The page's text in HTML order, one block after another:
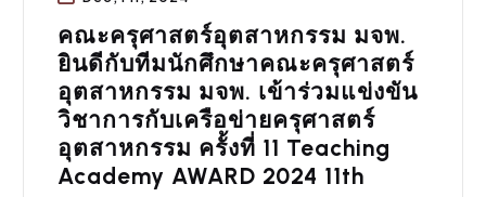
คณะครุศาสตร์อุตสาหกรรม มจพ.
ยินดีกับทีมนักศึกษาคณะครุศาสตร์
อุตสาหกรรม มจพ. เข้าร่วมแข่งขัน
วิชาการกับเครือข่ายครุศาสตร์
อุตสาหกรรม ครั้งที่ 11 Teaching
Academy AWARD 2024 11th